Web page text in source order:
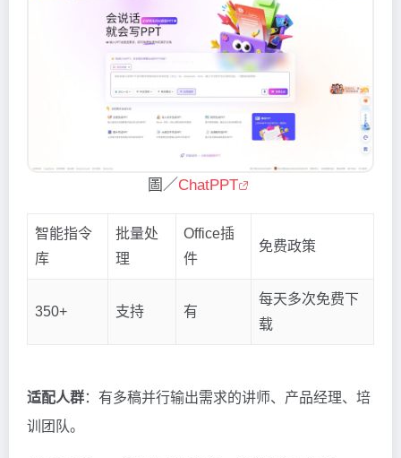
圖／ ChatPPT
智能指令
库
批量处
理
Office插
件
免费政策
350+ 支持 有
每天多次免费下
载
适配人群：有多稿并行输出需求的讲师、产品经理、培
训团队。